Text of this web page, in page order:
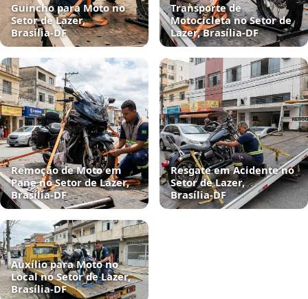
Guincho para Moto no
Setor de Lazer,
Brasília‑DF
Transporte de
Motocicleta no Setor de
Lazer, Brasília‑DF
Remoção de Moto em
Pane no Setor de Lazer,
Brasília‑DF
Resgate em Acidente no
Setor de Lazer,
Brasília‑DF
Auxílio para Moto no
Local no Setor de Lazer,
Brasília‑DF